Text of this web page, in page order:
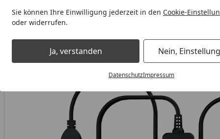
Sie können Ihre Einwilligung jederzeit in den Cookie-
oder widerrufen.
Ja, verstanden Nein,
DatenschutzImpressum
Werkstatt Elektro Verlängerungskabel Oxford